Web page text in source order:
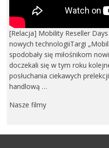
[Relacja] Mobility Reseller
nowych technologiiTargi
spodobały się miłośnikom
doczekali się w tym roku
posłuchania ciekawych
handlową …
Nasze filmy